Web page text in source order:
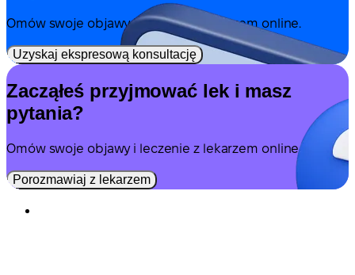
Omów swoje objawy i leczenie z lekarzem online.
Uzyskaj ekspresową konsultację
Zacząłeś przyjmować lek i masz
pytania?
Omów swoje objawy i leczenie z lekarzem online.
Porozmawiaj z lekarzem